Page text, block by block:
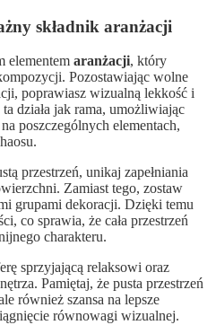
składnik aranżacji
elementem aranżacji, który
Pozostawiając wolne
poprawiasz wizualną lekkość i
działa jak rama, umożliwiając
poszczególnych elementach,
przestrzeń, unikaj zapełniania
Zamiast tego, zostaw
grupami dekoracji. Dzięki temu
co sprawia, że cała przestrzeń
charakteru.
sprzyjającą relaksowi oraz
Pamiętaj, że pusta przestrzeń
również szansa na lepsze
równowagi wizualnej.